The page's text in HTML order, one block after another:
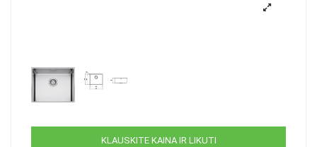
KLAUSKITE KAINA IR LIKUTI